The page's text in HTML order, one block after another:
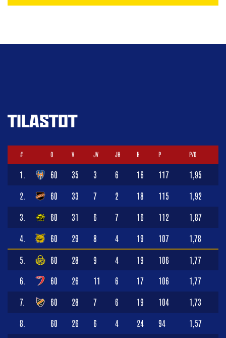
TILASTOT
# O V JV JH H P P/O
1. 60 35 3 6 16 117 1,95
2. 60 33 7 2 18 115 1,92
3. 60 31 6 7 16 112 1,87
4. 60 29 8 4 19 107 1,78
5. 60 28 9 4 19 106 1,77
6. 60 26 11 6 17 106 1,77
7. 60 28 7 6 19 104 1,73
8. 60 26 6 4 24 94 1,57